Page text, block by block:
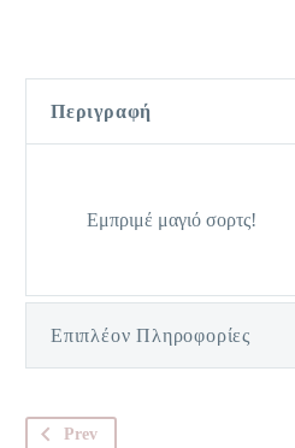
Περιγραφή
Εμπριμέ μαγιό σορτς!
Επιπλέον Πληροφορίες
Prev